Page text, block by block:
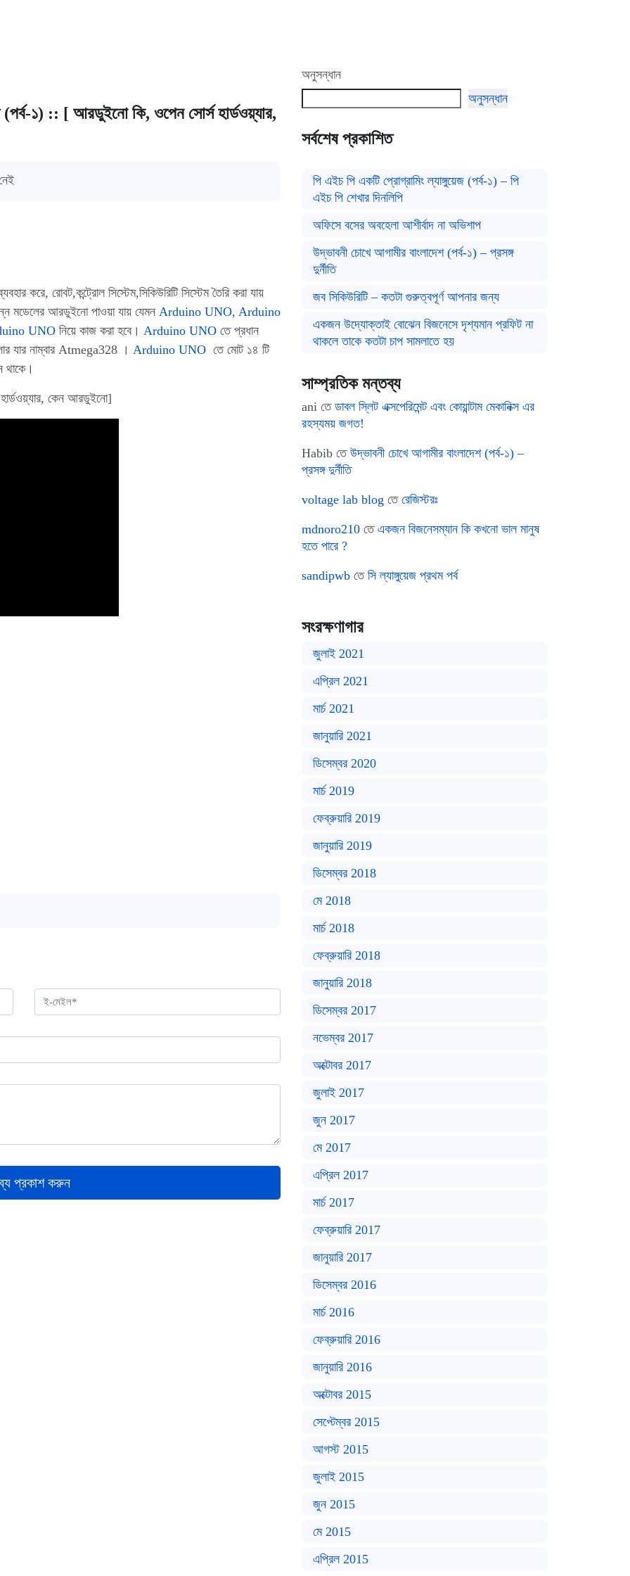
(পর্ব-১) :: [ আরডুইনো কি, ওপেন সোর্স হার্ডওয়্যার,
করে, রোবট,কন্ট্রোল সিস্টেম,সিকিউরিটি সিস্টেম তৈরি করা যায়
মডেলের আরডুইনো পাওয়া যায় যেমন Arduino UNO, Arduino
UNO নিয়ে কাজ করা হবে। Arduino UNO তে প্রধান
যার নাম্বার Atmega328 । Arduino UNO তে মোট ১৪ টি
থাকে।
কেন আরডুইনো]
প্রকাশ করুন
অনুসন্ধান
অনুসন্ধান
সর্বশেষ প্রকাশিত
পি এইচ পি একটি প্রোগ্রামিং ল্যাঙ্গুয়েজ (পর্ব-১) – পি
এইচ পি শেখার দিনলিপি
অফিসে বসের অবহেলা আশীর্বাদ না অভিশাপ
উদ্ভাবনী চোখে আগামীর বাংলাদেশ (পর্ব-১) – প্রসঙ্গ
দুর্নীতি
জব সিকিউরিটি – কতটা গুরুত্বপূর্ণ আপনার জন্য
একজন উদ্যোক্তাই বোঝেন বিজনেসে দৃশ্যমান প্রফিট না
থাকলে তাকে কতটা চাপ সামলাতে হয়
সাম্প্রতিক মন্তব্য
ani তে ডাবল স্লিট এক্সপেরিমেন্ট এবং কোয়ান্টাম মেকানিক্স এর
রহস্যময় জগত!
Habib তে উদ্ভাবনী চোখে আগামীর বাংলাদেশ (পর্ব-১) –
প্রসঙ্গ দুর্নীতি
voltage lab blog তে রেজিস্টরঃ
mdnoro210 তে একজন বিজনেসম্যান কি কখনো ভাল মানুষ
হতে পারে ?
sandipwb তে সি ল্যাঙ্গুয়েজ প্রথম পর্ব
সংরক্ষণাগার
জুলাই 2021
এপ্রিল 2021
মার্চ 2021
জানুয়ারি 2021
ডিসেম্বর 2020
মার্চ 2019
ফেব্রুয়ারি 2019
জানুয়ারি 2019
ডিসেম্বর 2018
মে 2018
মার্চ 2018
ফেব্রুয়ারি 2018
জানুয়ারি 2018
ডিসেম্বর 2017
নভেম্বর 2017
অক্টোবর 2017
জুলাই 2017
জুন 2017
মে 2017
এপ্রিল 2017
মার্চ 2017
ফেব্রুয়ারি 2017
জানুয়ারি 2017
ডিসেম্বর 2016
মার্চ 2016
ফেব্রুয়ারি 2016
জানুয়ারি 2016
অক্টোবর 2015
সেপ্টেম্বর 2015
আগস্ট 2015
জুলাই 2015
জুন 2015
মে 2015
এপ্রিল 2015